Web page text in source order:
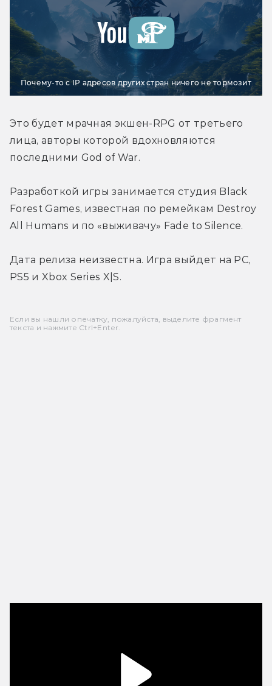
Почему-то с IP адресов других стран ничего не тормозит
Это будет мрачная экшен-RPG от третьего
лица, авторы которой вдохновляются
последними God of War.
Разработкой игры занимается студия Black
Forest Games, известная по ремейкам Destroy
All Humans и по «выживачу» Fade to Silence.
Дата релиза неизвестна. Игра выйдет на PC,
PS5 и Xbox Series X|S.
Если вы нашли опечатку, пожалуйста, выделите фрагмент
текста и нажмите Ctrl+Enter.